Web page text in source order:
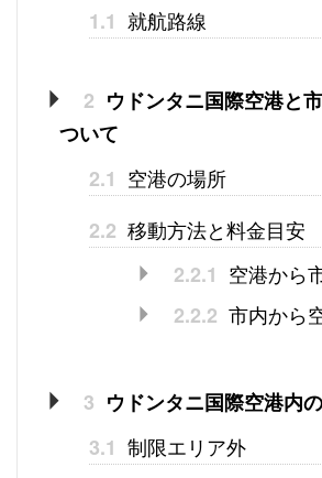
1.1 就航路線
2 ウドンタニ国際空港と
ついて
2.1 空港の場所
2.2 移動方法と料金目安
2.2.1 空港から
2.2.2 市内から
3 ウドンタニ国際空港内
3.1 制限エリア外